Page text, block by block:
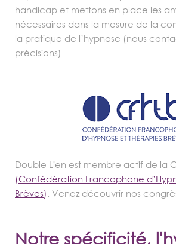
handicap et mettons en place les
nécessaires dans la mesure de la
la pratique de l’hypnose (nous
précisions)
Double Lien est membre actif de la
(Confédération Francophone
Brèves). Venez découvrir nos
Notre spécificité,